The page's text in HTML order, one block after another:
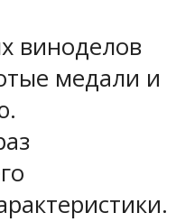
виноделов
медали и